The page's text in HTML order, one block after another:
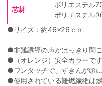
芯材
ポリエステル
ポリエステル
●サイズ：約46×26ｃｍ
●非難誘導の声がはっきり聞こ
●（オレンジ）安全カラーです
●ワンタッチで、ずきんが頭
●使用されている難燃繊維は